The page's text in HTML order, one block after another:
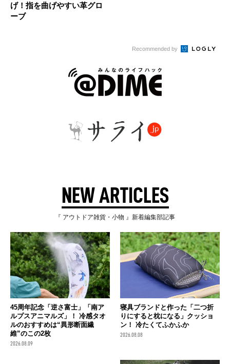
げ！指を曲げやすい革グロ
ーブ
Recommended by
NEW ARTICLES
『 アウトドア雑貨・小物 』新着編集部記事
45周年記念「逆さ富士」「南ア
ルプスアニマルズ」！ 冷感タオ
ルのおすすめは“異形断面繊
維”のこの2枚
2026.08.09
寝具ブランドと作った「二つ折
りにすると枕になる」クッショ
ン！ 冷たくてふかふか
2026.08.08